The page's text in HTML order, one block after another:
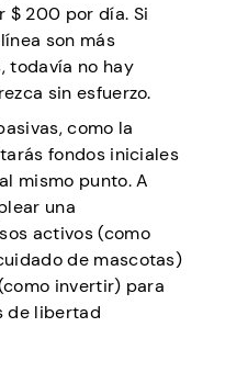
$ 200 por día. Si
son más
todavía no hay
sin esfuerzo.
como la
fondos iniciales
mismo punto. A
una
activos (como
de mascotas)
invertir) para
de libertad